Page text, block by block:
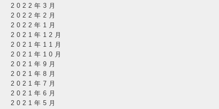
2022年3月
2022年2月
2022年1月
2021年12月
2021年11月
2021年10月
2021年9月
2021年8月
2021年7月
2021年6月
2021年5月